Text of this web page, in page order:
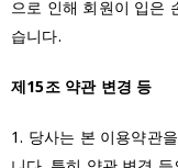
으로 인해 회원이 입은
습니다.
제15조 약관 변경 등
1. 당사는 본 이용약관